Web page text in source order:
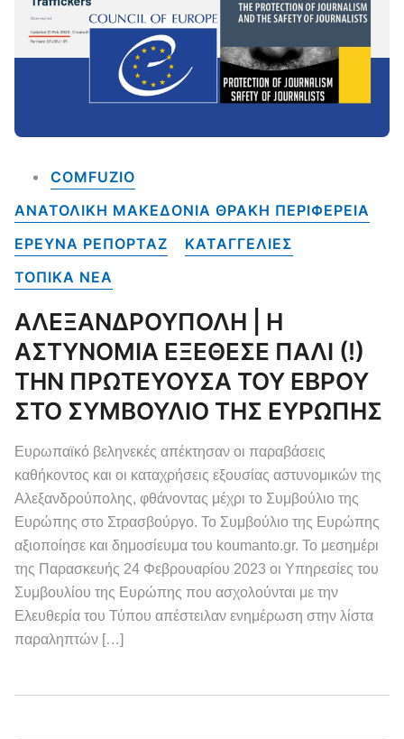
COMFUZIO
ΑΝΑΤΟΛΙΚΗ ΜΑΚΕΔΟΝΙΑ ΘΡΑΚΗ ΠΕΡΙΦΕΡΕΙΑ
ΕΡΕΥΝΑ ΡΕΠΟΡΤΑΖ
ΚΑΤΑΓΓΕΛΙΕΣ
ΤΟΠΙΚΑ NEA
ΑΛΕΞΑΝΔΡΟΥΠΟΛΗ | Η
ΑΣΤΥΝΟΜΙΑ ΕΞΕΘΕΣΕ ΠΑΛΙ (!)
ΤΗΝ ΠΡΩΤΕΥΟΥΣΑ ΤΟΥ ΕΒΡΟΥ
ΣΤΟ ΣΥΜΒΟΥΛΙΟ ΤΗΣ ΕΥΡΩΠΗΣ
Ευρωπαϊκό βεληνεκές απέκτησαν οι παραβάσεις
καθήκοντος και οι καταχρήσεις εξουσίας αστυνομικών της
Αλεξανδρούπολης, φθάνοντας μέχρι το Συμβούλιο της
Ευρώπης στο Στρασβούργο. Το Συμβούλιο της Ευρώπης
αξιοποίησε και δημοσίευμα του koumanto.gr. Το μεσημέρι
της Παρασκευής 24 Φεβρουαρίου 2023 οι Υπηρεσίες του
Συμβουλίου της Ευρώπης που ασχολούνται με την
Ελευθερία του Τύπου απέστειλαν ενημέρωση στην λίστα
παραληπτών […]